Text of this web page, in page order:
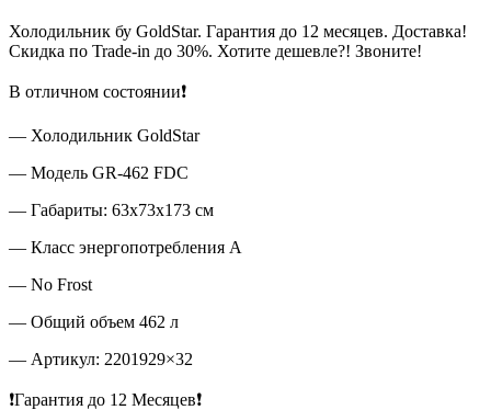
Холодильник бу GoldStar. Гарантия до 12 месяцев. Доставка!
Скидка по Trade-in до 30%. Хотите дешевле?! Звоните!
В отличном состоянии❗
— Холодильник GoldStar
— Модель GR-462 FDC
— Габариты: 63х73х173 см
— Класс энергопотребления А
— No Frost
— Общий объем 462 л
— Артикул: 2201929×32
❗Гарантия до 12 Месяцев❗